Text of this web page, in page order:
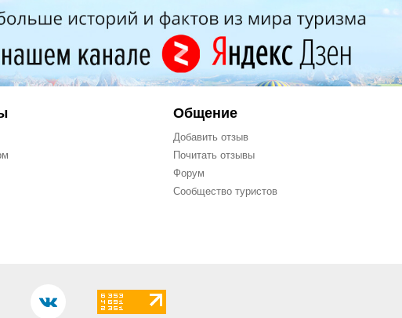
Общение
Добавить отзыв
Почитать отзывы
Форум
Сообщество туристов